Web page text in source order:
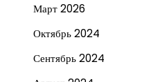
Март 2026
Октябрь 2024
Сентябрь 2024